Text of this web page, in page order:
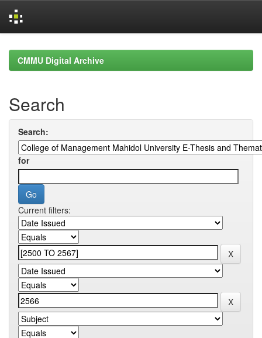
navigationCMMU Digital Archive
Search
Search:
for
Current filters: